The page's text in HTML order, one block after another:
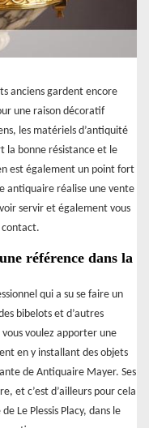
anciens gardent encore
une raison décoratif
les matériels d’antiquité
la bonne résistance et le
est également un point fort
antiquaire réalise une vente
servir et également vous
contact.
référence dans la
qui a su se faire un
bibelots et d’autres
voulez apporter une
en y installant des objets
de Antiquaire Mayer. Ses
et c’est d’ailleurs pour cela
Le Plessis Placy, dans le